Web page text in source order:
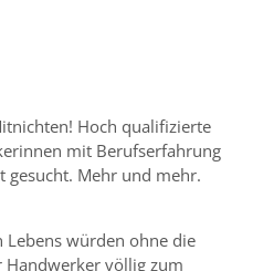
Hoch qualifizierte
mit Berufserfahrung
gesucht. Mehr und mehr.
Lebens würden ohne die
völlig zum